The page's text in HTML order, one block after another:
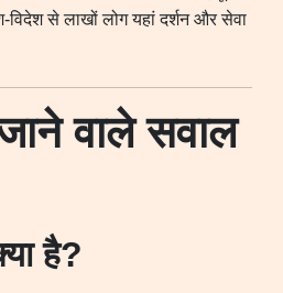
से लाखों लोग यहां दर्शन और सेवा
वाले सवाल
है?